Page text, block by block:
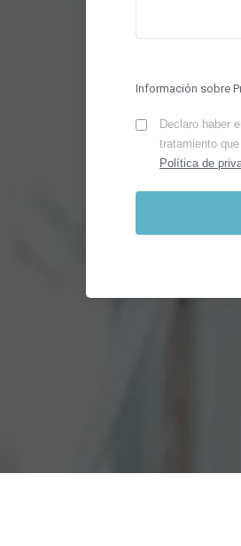
Información sobre
Declaro haber
tratamiento
Política de